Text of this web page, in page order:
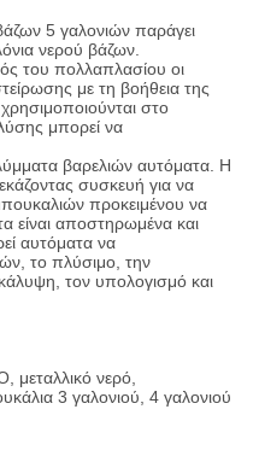
5 γαλονιών παράγει
νερού βάζων.
του πολλαπλασίου οι
με τη βοήθεια της
στο
μπορεί να
βαρελιών αυτόματα. Η
συσκευή για να
προκειμένου να
είναι αποστηρωμένα και
αυτόματα να
το πλύσιμο, την
τον υπολογισμό και
μεταλλικό νερό,
3 γαλονιού, 4 γαλονιού